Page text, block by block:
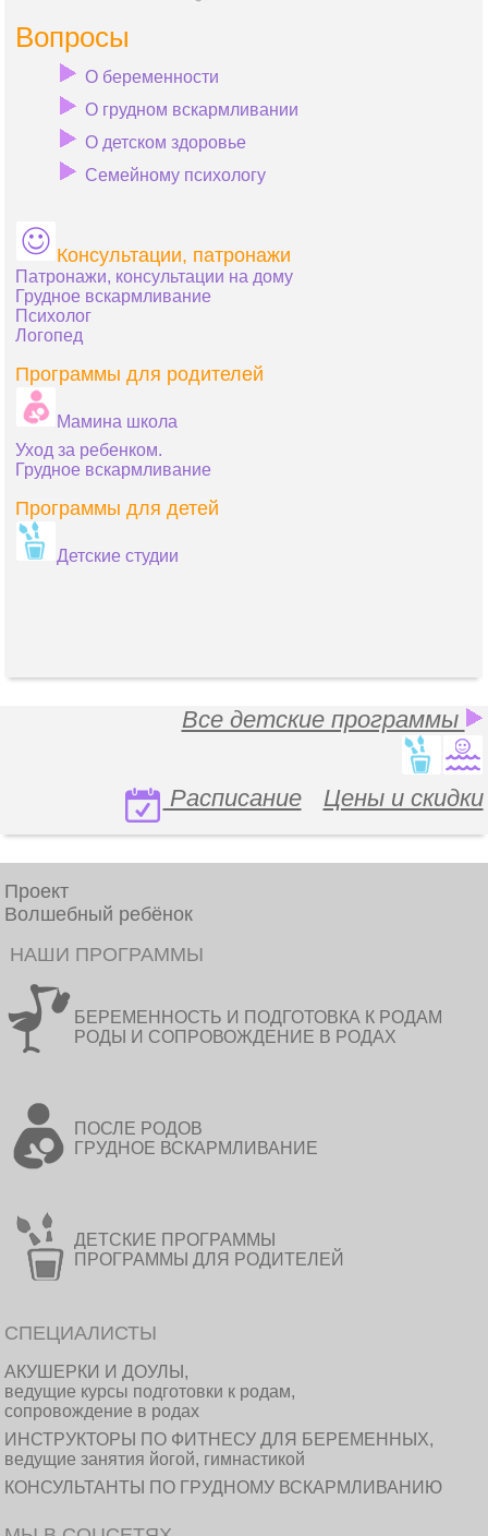
Вопросы
О беременности
О грудном вскармливании
О детском здоровье
Семейному психологу
Консультации, патронажи
Патронажи, консультации на дому
Грудное вскармливание
Психолог
Логопед
Программы для родителей
Мамина школа
Уход за ребенком.
Грудное вскармливание
Программы для детей
Детские студии
Все детские программы
Расписание Цены и скидки
Проект
Волшебный ребёнок
НАШИ ПРОГРАММЫ
БЕРЕМЕННОСТЬ И ПОДГОТОВКА К РОДАМ
РОДЫ И СОПРОВОЖДЕНИЕ В РОДАХ
ПОСЛЕ РОДОВ
ГРУДНОЕ ВСКАРМЛИВАНИЕ
ДЕТСКИЕ ПРОГРАММЫ
ПРОГРАММЫ ДЛЯ РОДИТЕЛЕЙ
СПЕЦИАЛИСТЫ
АКУШЕРКИ И ДОУЛЫ,
ведущие курсы подготовки к родам,
сопровождение в родах
ИНСТРУКТОРЫ ПО ФИТНЕСУ ДЛЯ БЕРЕМЕННЫХ,
ведущие занятия йогой, гимнастикой
КОНСУЛЬТАНТЫ ПО ГРУДНОМУ ВСКАРМЛИВАНИЮ